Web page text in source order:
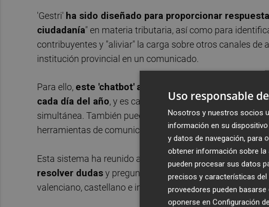
'Gestri' ha sido diseñado para proporcionar
ciudadanía" en materia tributaria, así como para
contribuyentes y "aliviar" la carga sobre otros canales de
institución provincial en un comunicado.
Para ello, este 'chatbot' alojado en el portal web de la
cada día del año, y es capaz de atender miles de
simultánea. También puede integrarse con facilidad en
herramientas de comunicación interna, pasando por
Esta sistema ha reunido a 41.000 usuarios únicos y ha
resolver dudasy preguntas relacionadas con la
valenciano, castellano e inglés- a través un asistente
Uso responsable
Nosotros y nuestros socios
información en su
y datos de navegación, para
obtener información sobre la
pueden procesar sus datos
precisos y características
proveedores pueden
oponerse en Configuración